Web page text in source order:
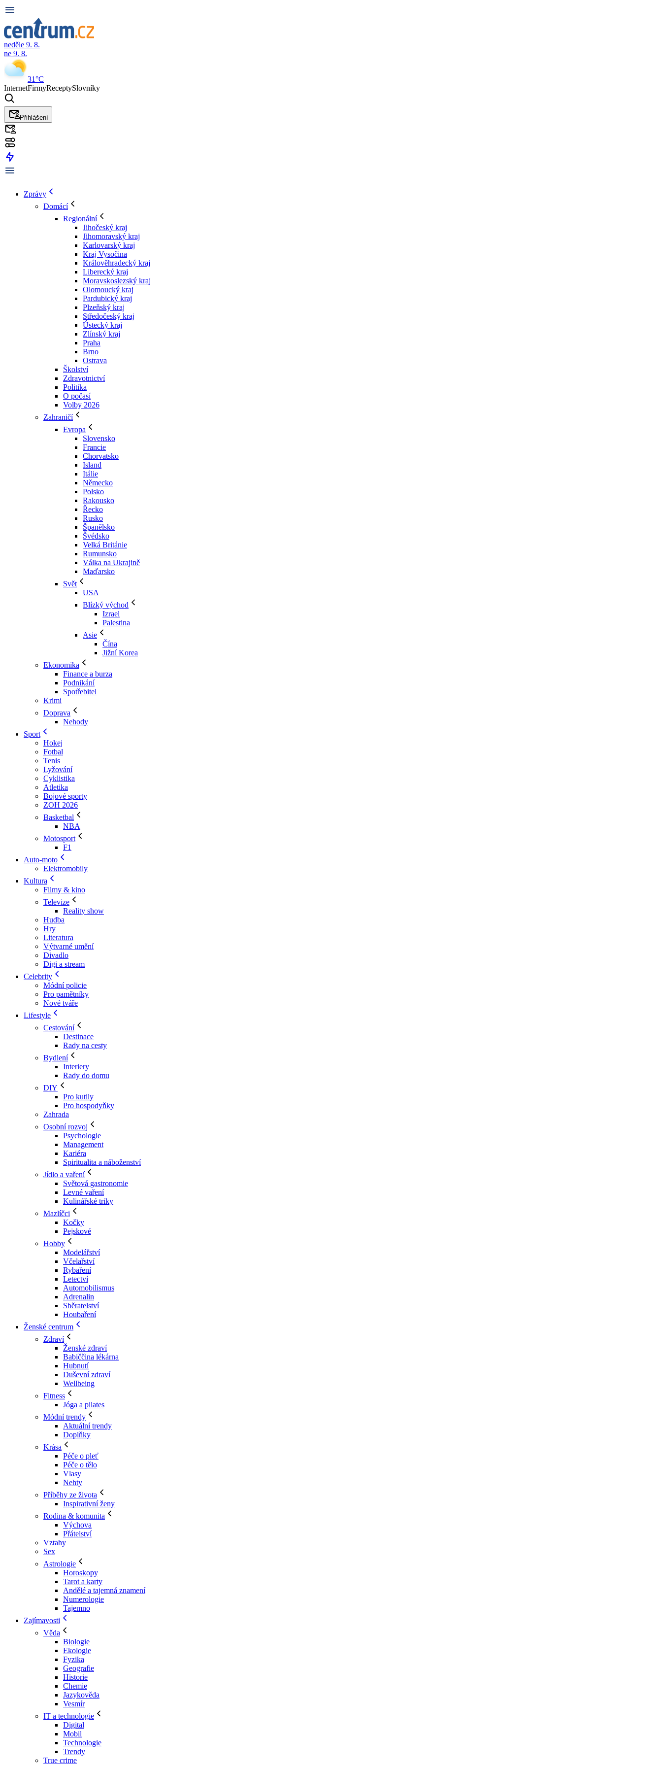
neděle 9. 8.
ne 9. 8.
31°C
InternetFirmyReceptySlovníky
Přihlášení
Zprávy
Domácí
Regionální
Jihočeský kraj
Jihomoravský kraj
Karlovarský kraj
Kraj Vysočina
Králověhradecký kraj
Liberecký kraj
Moravskoslezský kraj
Olomoucký kraj
Pardubický kraj
Plzeňský kraj
Středočeský kraj
Ústecký kraj
Zlínský kraj
Praha
Brno
Ostrava
Školství
Zdravotnictví
Politika
O počasí
Volby 2026
Zahraničí
Evropa
Slovensko
Francie
Chorvatsko
Island
Itálie
Německo
Polsko
Rakousko
Řecko
Rusko
Španělsko
Švédsko
Velká Británie
Rumunsko
Válka na Ukrajině
Maďarsko
Svět
USA
Blízký východ
Izrael
Palestina
Asie
Čína
Jižní Korea
Ekonomika
Finance a burza
Podnikání
Spotřebitel
Krimi
Doprava
Nehody
Sport
Hokej
Fotbal
Tenis
Lyžování
Cyklistika
Atletika
Bojové sporty
ZOH 2026
Basketbal
NBA
Motosport
F1
Auto-moto
Elektromobily
Kultura
Filmy & kino
Televize
Reality show
Hudba
Hry
Literatura
Výtvarné umění
Divadlo
Digi a stream
Celebrity
Módní policie
Pro pamětníky
Nové tváře
Lifestyle
Cestování
Destinace
Rady na cesty
Bydlení
Interiery
Rady do domu
DIY
Pro kutily
Pro hospodyňky
Zahrada
Osobní rozvoj
Psychologie
Management
Kariéra
Spiritualita a náboženství
Jídlo a vaření
Světová gastronomie
Levné vaření
Kulinářské triky
Mazlíčci
Kočky
Pejskové
Hobby
Modelářství
Včelařství
Rybaření
Letectví
Automobilismus
Adrenalin
Sběratelství
Houbaření
Ženské centrum
Zdraví
Ženské zdraví
Babiččina lékárna
Hubnutí
Duševní zdraví
Wellbeing
Fitness
Jóga a pilates
Módní trendy
Aktuální trendy
Doplňky
Krása
Péče o pleť
Péče o tělo
Vlasy
Nehty
Příběhy ze života
Inspirativní ženy
Rodina & komunita
Výchova
Přátelství
Vztahy
Sex
Astrologie
Horoskopy
Tarot a karty
Andělé a tajemná znamení
Numerologie
Tajemno
Zajímavosti
Věda
Biologie
Ekologie
Fyzika
Geografie
Historie
Chemie
Jazykověda
Vesmír
IT a technologie
Digital
Mobil
Technologie
Trendy
True crime